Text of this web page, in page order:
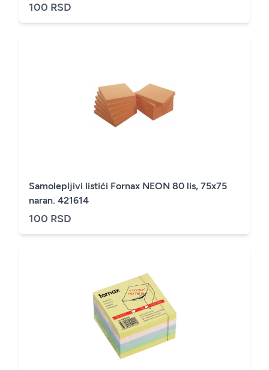
100 RSD
Samolepljivi listići Fornax NEON 80 lis, 75x75
naran. 421614
100 RSD